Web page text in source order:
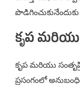
కృప మరియు
కృప మరియు
ప్రసంగంలో